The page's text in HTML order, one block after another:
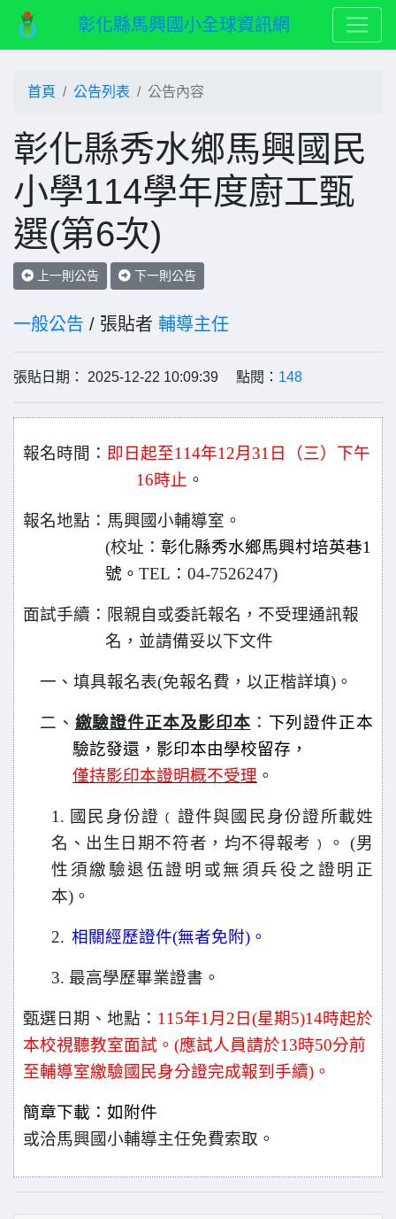
彰化縣馬興國小全球資訊網
首頁 公告列表 公告內容
彰化縣秀水鄉馬興國民
小學114學年度廚工甄
選(第6次)
上一則公告 下一則公告
一般公告 / 張貼者 輔導主任
張貼日期： 2025-12-22 10:09:39 點閱： 148
報名時間： 即日起至114年12月31日（三）下午
16時止 。
報名地點：馬興國小輔導室。
(校址： 彰化縣秀水鄉馬興村培英巷1
號。 TEL ：04-7526247)
面試手續：限親自或委託報名，不受理通訊報
名，並請備妥以下文件
一、填具報名表(免報名費，以正楷詳填)。
二、 繳驗證件正本及影印本 ： 下列證件正本
驗訖發還，影印本由學校留存，
僅持影印本證明概不受理 。
1. 國民身份證﹙證件與國民身份證所載姓
名、出生日期不符者，均不得報考﹚。 (男
性須繳驗退伍證明或無須兵役之證明正
本)。
2. 相關經歷證件(無者免附)。
3. 最高學歷畢業證書。
甄選日期、地點： 115年1月2日(星期5)14時起於
本校視聽教室面試。(應試人員請於13時50分前
至輔導室繳驗國民身分證完成報到手續)。
簡章下載：如附件
或洽馬興國小輔導主任免費索取。